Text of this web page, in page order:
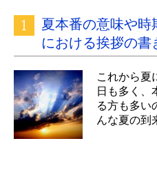
夏本番の意味や時
における挨拶の書
これから夏
日も多く、
る方も多い
んな夏の到